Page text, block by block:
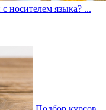
носителем языка? ...